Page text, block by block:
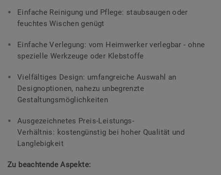
Einfache Reinigung und Pflege: staubsaugen oder
feuchtes Wischen genügt
Einfache Verlegung: vom Heimwerker verlegbar - ohne
spezielle Werkzeuge oder Klebstoffe
Vielfältiges Design: umfangreiche Auswahl an
Designoptionen, nahezu unbegrenzte
Gestaltungsmöglichkeiten
Ausgezeichnetes Preis-Leistungs-
Verhältnis: kostengünstig bei hoher Qualität und
Langlebigkeit
Zu beachtende Aspekte: